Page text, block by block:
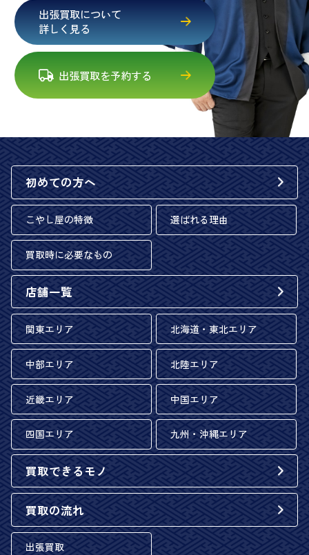
出張買取について
詳しく見る
出張買取を予約する
初めての方へ
こやし屋の特徴 選ばれる理由
買取時に必要なもの
店舗一覧
関東エリア 北海道・東北エリア
中部エリア 北陸エリア
近畿エリア 中国エリア
四国エリア 九州・沖縄エリア
買取できるモノ
買取の流れ
出張買取